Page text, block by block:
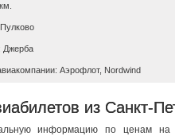
Джерба
Аэрофлот, Nordwind
из Санкт-
информацию по ценам на